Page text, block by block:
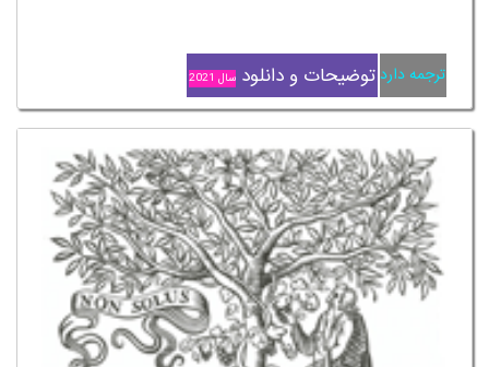
ترجمه دارد توضیحات و دانلود سال 2021